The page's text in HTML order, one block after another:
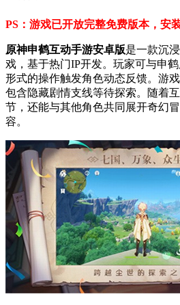
PS：游戏已开放完整免费版本，安
原神申鹤互动手游安卓版是一款沉
戏，基于热门IP开发。玩家可与申
形式的操作触发角色动态反馈。游
包含隐藏剧情支线等待探索。随着
节，还能与其他角色共同展开奇幻
容。